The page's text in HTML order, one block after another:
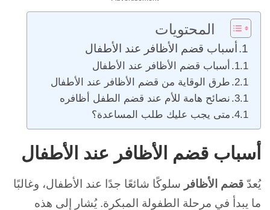
المحتويات
أسباب قضم الأظافر عند الأطفال
أسباب قضم الأظافر عند الأطفال
طرق الوقاية من قضم الأظافر عند الأطفال
نصائح هامة للأم عند قضم الطفل أظافره
متى يجب عليك طلب المساعدة؟
أسباب قضم الأظافر عند الأطفال
يُعدّ قضم الأظافر سلوكًا شائعًا جدًا عند الأطفال، وغالبًا
ما يبدأ في مرحلة الطفولة المبكرة. يُشار إلى هذه